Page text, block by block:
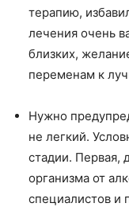
терапию,
лечения очень
близких,
переменам к
Нужно
не легкий.
стадии. Первая,
организма от
специалистов и